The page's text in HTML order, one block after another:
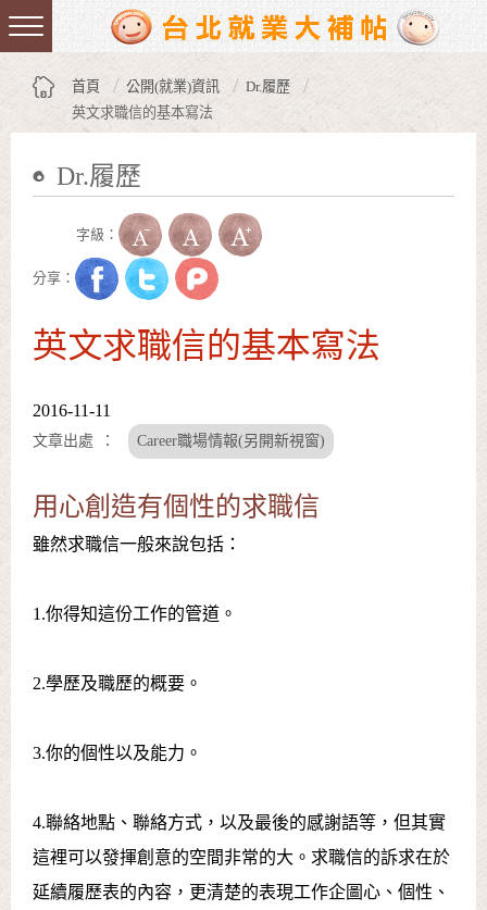
跳到主要內容區塊
:::
首頁 公開(就業)資訊
Dr.履歷
英文求職信的基本寫法
Dr.履歷
字級：
分享：
英文求職信的基本寫法
2016-11-11
文章出處 Career職場情報(另開新視窗)
用心創造有個性的求職信
雖然求職信一般來說包括：
1.你得知這份工作的管道。
2.學歷及職歷的概要。
3.你的個性以及能力。
4.聯絡地點、聯絡方式，以及最後的感謝語等，但其實
這裡可以發揮創意的空間非常的大。求職信的訴求在於
延續履歷表的內容，更清楚的表現工作企圖心、個性、